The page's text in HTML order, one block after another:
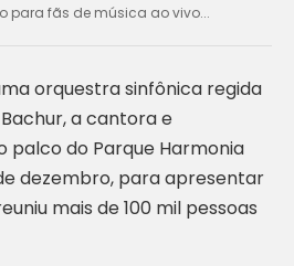
para fãs de música ao vivo...
orquestra sinfônica regida
a cantora e
palco do Parque Harmonia
dezembro, para apresentar
mais de 100 mil pessoas